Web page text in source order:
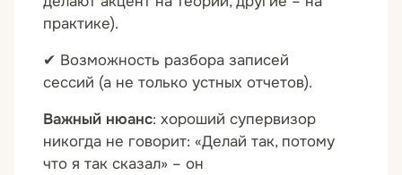
практике).
✔ Возможность разбора записей
сессий (а не только устных отчетов).
Важный нюанс: хороший супервизор
никогда не говорит: «Делай так, потому
что я так сказал» – он